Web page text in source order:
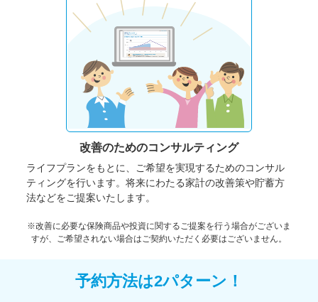
改善のためのコンサルティング
ライフプランをもとに、ご希望を実現するためのコンサル
ティングを行います。将来にわたる家計の改善策や貯蓄方
法などをご提案いたします。
※改善に必要な保険商品や投資に関するご提案を行う場合がございま
すが、ご希望されない場合はご契約いただく必要はございません。
予約方法は2パターン！